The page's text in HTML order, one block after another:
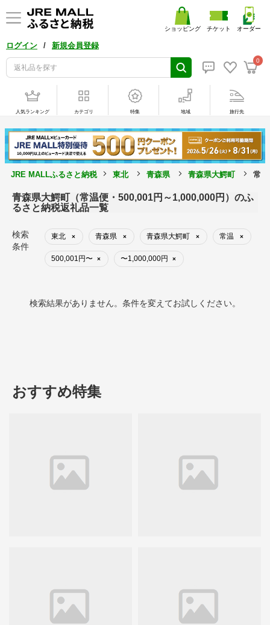
ログイン / 新規会員登録
0
ショッピング チケット オーダー
人気ランキング カテゴリ 特集 地域 旅行先
JRE MALLふるさと納税 東北 青森県 青森県大鰐町 常
青森県大鰐町（常温便・500,001円～1,000,000円）のふ
るさと納税返礼品一覧
検索
条件
東北 × 青森県 × 青森県大鰐町 × 常温 ×
500,001円〜 × 〜1,000,000円 ×
検索結果がありません。条件を変えてお試しください。
おすすめ特集